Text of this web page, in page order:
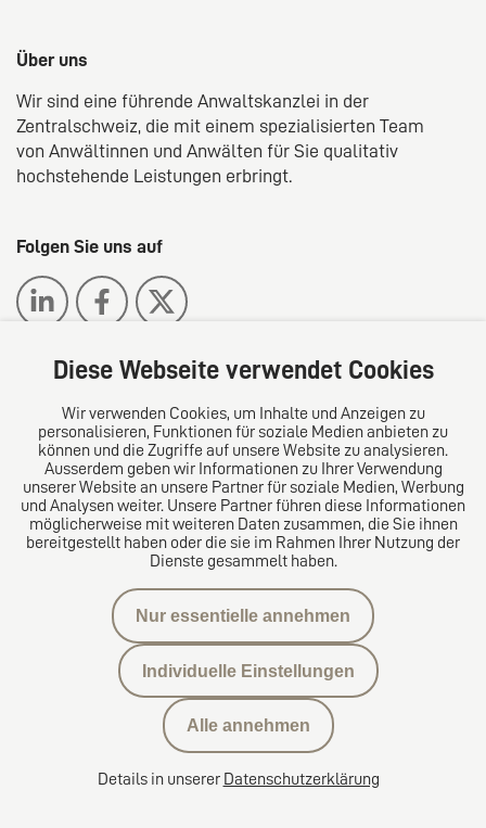
Über uns
Wir sind eine führende Anwaltskanzlei in der
Zentralschweiz, die mit einem spezialisierten Team
von Anwältinnen und Anwälten für Sie qualitativ
hochstehende Leistungen erbringt.
Folgen Sie uns auf
Das europäische Kanzlei-Netzwerk
Datenschutzerklärung
Diese Webseite verwendet Cookies
Wir verwenden Cookies, um Inhalte und Anzeigen zu
personalisieren, Funktionen für soziale Medien anbieten zu
können und die Zugriffe auf unsere Website zu analysieren.
Ausserdem geben wir Informationen zu Ihrer Verwendung
unserer Website an unsere Partner für soziale Medien, Werbung
und Analysen weiter. Unsere Partner führen diese Informationen
möglicherweise mit weiteren Daten zusammen, die Sie ihnen
bereitgestellt haben oder die sie im Rahmen Ihrer Nutzung der
Dienste gesammelt haben.
Nur essentielle annehmen
Individuelle Einstellungen
Alle annehmen
Details in unserer Datenschutzerklärung